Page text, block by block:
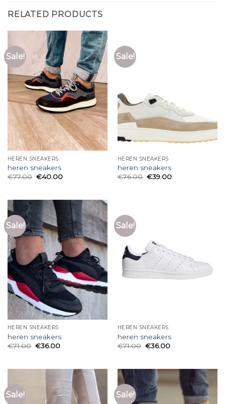
RELATED PRODUCTS
Sale!
HEREN SNEAKERS
heren sneakers
€77.00 €40.00
Sale!
HEREN SNEAKERS
heren sneakers
€76.00 €39.00
Sale!
HEREN SNEAKERS
heren sneakers
€71.00 €36.00
Sale!
HEREN SNEAKERS
heren sneakers
€71.00 €36.00
Sale! Sale!